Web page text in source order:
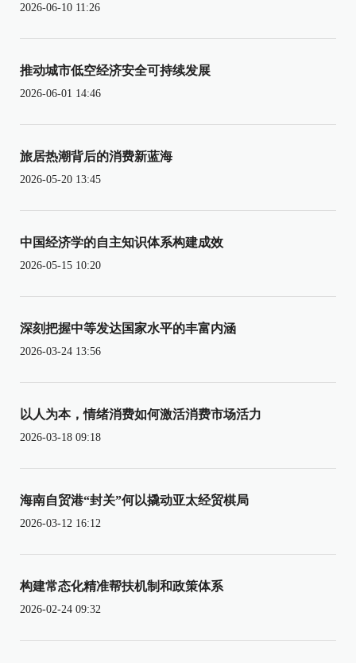
2026-06-10 11:26
推动城市低空经济安全可持续发展
2026-06-01 14:46
旅居热潮背后的消费新蓝海
2026-05-20 13:45
中国经济学的自主知识体系构建成效
2026-05-15 10:20
深刻把握中等发达国家水平的丰富内涵
2026-03-24 13:56
以人为本，情绪消费如何激活消费市场活力
2026-03-18 09:18
海南自贸港“封关”何以撬动亚太经贸棋局
2026-03-12 16:12
构建常态化精准帮扶机制和政策体系
2026-02-24 09:32